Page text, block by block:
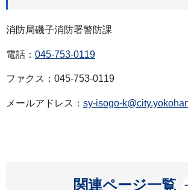
消防局磯子消防署警防課
電話： 045-753-0119
ファクス：045-753-0119
メールアドレス： sy-isogo-
関連ページ一覧
開く